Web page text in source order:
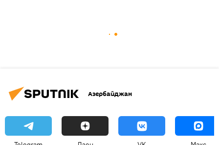
Азербайджан